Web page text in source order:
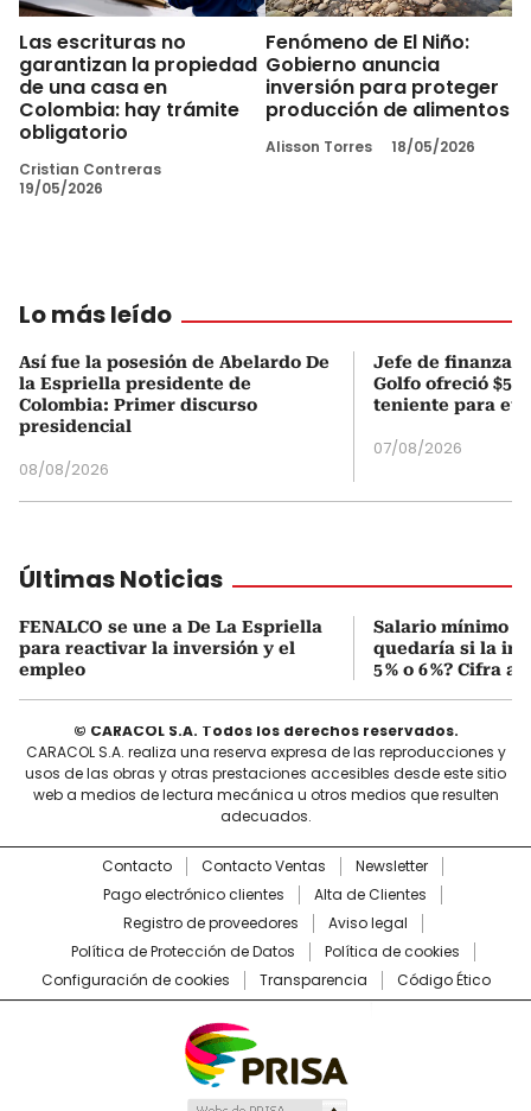
Las escrituras no
garantizan la propiedad
de una casa en
Colombia: hay trámite
obligatorio
Cristian Contreras
19/05/2026
Fenómeno de El Niño:
Gobierno anuncia
inversión para proteger
producción de alimentos
Alisson Torres 18/05/2026
Lo más leído
Así fue la posesión de Abelardo De
la Espriella presidente de
Colombia: Primer discurso
presidencial
08/08/2026
Jefe de finanzas
Golfo ofreció
teniente para
07/08/2026
Últimas Noticias
FENALCO se une a De La Espriella
para reactivar la inversión y el
empleo
Salario mínimo
quedaría si la
5 % o 6 %? Cifra
© CARACOL S.A. Todos los derechos reservados.
CARACOL S.A. realiza una reserva expresa de las reproducciones y
usos de las obras y otras prestaciones accesibles desde este sitio
web a medios de lectura mecánica u otros medios que resulten
adecuados.
Contacto Contacto Ventas
Newsletter
Pago electrónico clientes
Alta de Clientes
Registro de proveedores
Aviso legal
Política de Protección de Datos
Política de cookies
Configuración de cookies
Transparencia Código Ético